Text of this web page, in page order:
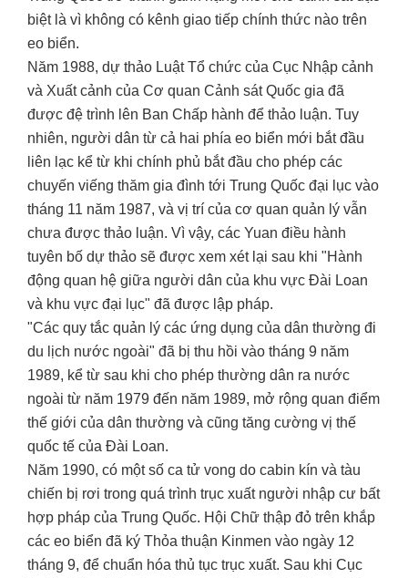
biệt là vì không có kênh giao tiếp chính thức nào trên
eo biển.
Năm 1988, dự thảo Luật Tổ chức của Cục Nhập cảnh
và Xuất cảnh của Cơ quan Cảnh sát Quốc gia đã
được đệ trình lên Ban Chấp hành để thảo luận. Tuy
nhiên, người dân từ cả hai phía eo biển mới bắt đầu
liên lạc kể từ khi chính phủ bắt đầu cho phép các
chuyến viếng thăm gia đình tới Trung Quốc đại lục vào
tháng 11 năm 1987, và vị trí của cơ quan quản lý vẫn
chưa được thảo luận. Vì vậy, các Yuan điều hành
tuyên bố dự thảo sẽ được xem xét lại sau khi "Hành
động quan hệ giữa người dân của khu vực Đài Loan
và khu vực đại lục" đã được lập pháp.
"Các quy tắc quản lý các ứng dụng của dân thường đi
du lịch nước ngoài" đã bị thu hồi vào tháng 9 năm
1989, kể từ sau khi cho phép thường dân ra nước
ngoài từ năm 1979 đến năm 1989, mở rộng quan điểm
thế giới của dân thường và cũng tăng cường vị thế
quốc tế của Đài Loan.
Năm 1990, có một số ca tử vong do cabin kín và tàu
chiến bị rơi trong quá trình trục xuất người nhập cư bất
hợp pháp của Trung Quốc. Hội Chữ thập đỏ trên khắp
các eo biển đã ký Thỏa thuận Kinmen vào ngày 12
tháng 9, để chuẩn hóa thủ tục trục xuất. Sau khi Cục